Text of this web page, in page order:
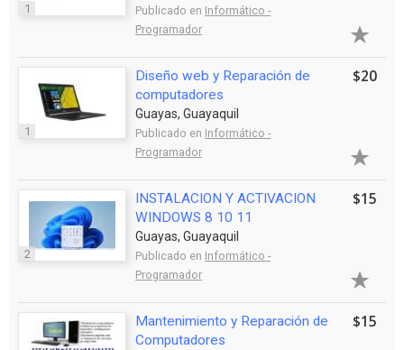
1 Publicado en Informático -
Programador
1
Diseño web y Reparación de
computadores
Guayas, Guayaquil
Publicado en Informático -
Programador
$20
2
INSTALACION Y ACTIVACION
WINDOWS 8 10 11
Guayas, Guayaquil
Publicado en Informático -
Programador
$15
Mantenimiento y Reparación de
Computadores
$15